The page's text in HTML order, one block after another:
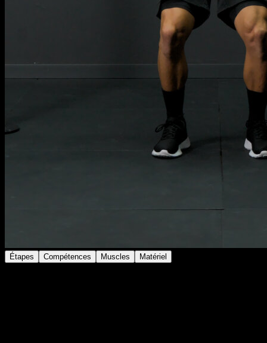
Étapes Compétences Muscles Matériel